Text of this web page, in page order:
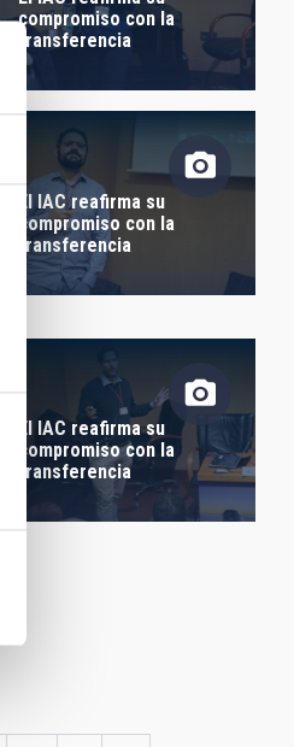
compromiso con la
transferencia
El IAC reafirma su
compromiso con la
transferencia
El IAC reafirma su
compromiso con la
transferencia